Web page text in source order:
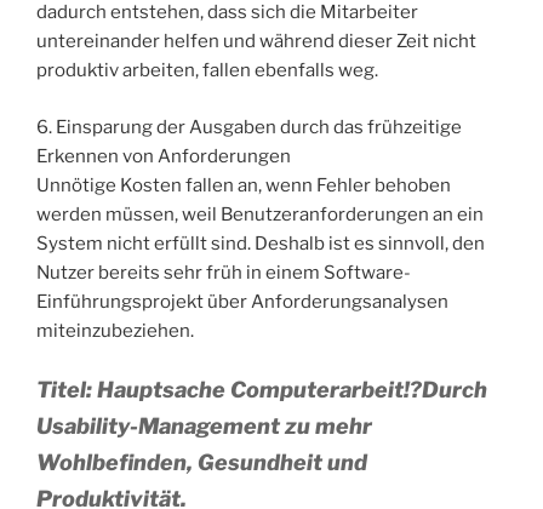
dadurch entstehen, dass sich die Mitarbeiter
untereinander helfen und während dieser Zeit nicht
produktiv arbeiten, fallen ebenfalls weg.
6. Einsparung der Ausgaben durch das frühzeitige
Erkennen von Anforderungen
Unnötige Kosten fallen an, wenn Fehler behoben
werden müssen, weil Benutzeranforderungen an ein
System nicht erfüllt sind. Deshalb ist es sinnvoll, den
Nutzer bereits sehr früh in einem Software-
Einführungsprojekt über Anforderungsanalysen
miteinzubeziehen.
Titel: Hauptsache Computerarbeit!?Durch
Usability-Management zu mehr
Wohlbefinden, Gesundheit und
Produktivität.